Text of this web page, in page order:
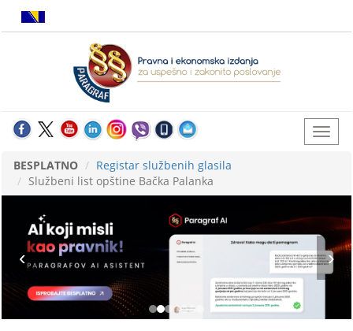
BESPLATNO
Registar službenih glasila
Službeni list opštine Bačka Palanka